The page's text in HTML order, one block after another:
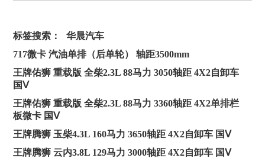
标签搜索：
华晨汽车
717微卡 汽油单排（后单轮） 轴距3500mm
王牌佑狮 重载版 全柴2.3L 88马力 3050轴距 4X2自卸车
国Ⅴ
王牌佑狮 重载版 全柴2.3L 88马力 3360轴距 4X2单排栏
板微卡 国Ⅴ
王牌腾狮 玉柴4.3L 160马力 3650轴距 4X2自卸车 国Ⅴ
王牌腾狮 云内3.8L 129马力 3000轴距 4X2自卸车 国Ⅴ